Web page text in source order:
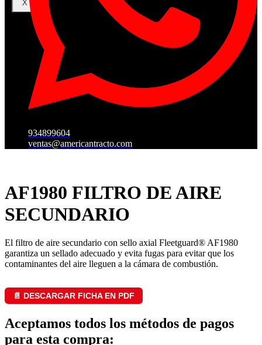
X
934899604
ventas@americantracto.com
AF1980 FILTRO DE AIRE
SECUNDARIO
El filtro de aire secundario con sello axial Fleetguard® AF1980
garantiza un sellado adecuado y evita fugas para evitar que los
contaminantes del aire lleguen a la cámara de combustión.
📄 DESCARGAR FICHA EN PDF
Aceptamos todos los métodos de pagos
para esta compra: